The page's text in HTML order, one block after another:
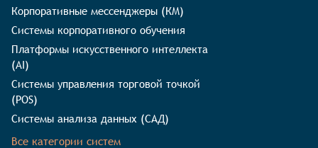
Корпоративные мессенджеры (КМ)
Системы корпоративного обучения
Платформы искусственного интеллекта
(AI)
Системы управления торговой точкой
(POS)
Системы анализа данных (САД)
Все категории систем